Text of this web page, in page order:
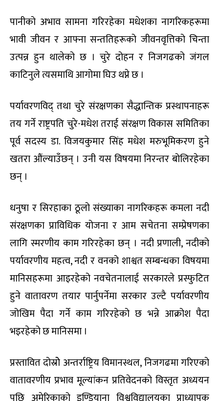
पानीको अभाव सामना गरिरहेका मधेशका नागरिकहरूमा
भावी जीवन र आफ्ना सन्ततिहरूको जीवनवृत्तिको चिन्ता
उत्पन्न हुन थालेको छ । चुरे दोहन र निजगढको जंगल
काटिनुले त्यसमाथि आगोमा घिउ थप्ने छ ।
पर्यावरणविद् तथा चुरे संरक्षणका सैद्धान्तिक प्रस्थापनाहरू
तय गर्ने राष्ट्रपति चुरे-मधेश तराई संरक्षण विकास समितिका
पूर्व सदस्य डा. विजयकुमार सिंह मधेश मरुभूमिकरण हुने
खतरा औंल्याउँछन् । उनी यस विषयमा निरन्तर बोलिरहेका
छन् ।
धनुषा र सिरहाका ठूलो संख्याका नागरिकहरू कमला नदी
संरक्षणका प्राविधिक योजना र आम सचेतना सम्प्रेषणका
लागि स्मरणीय काम गरिरहेका छन् । नदी प्रणाली, नदीको
पर्यावरणीय महत्व, नदी र वनको शाश्वत सम्बन्धका विषयमा
मानिसहरूमा आइरहेको नवचेतनालाई सरकारले प्रस्फुटित
हुने वातावरण तयार पार्नुपर्नेमा सरकार उल्टै पर्यावरणीय
जोखिम पैदा गर्ने काम गरिरहेको छ भन्ने आक्रोश पैदा
भइरहेको छ मानिसमा ।
प्रस्तावित दोस्रोे अन्तर्राष्ट्रिय विमानस्थल, निजगढमा गरिएको
वातावरणीय प्रभाव मूल्यांकन प्रतिवेदनको विस्तृत अध्ययन